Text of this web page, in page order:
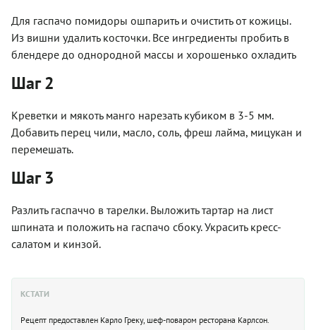
Для гаспачо помидоры ошпарить и очистить от кожицы.
Из вишни удалить косточки. Все ингредиенты пробить в
блендере до однородной массы и хорошенько охладить
Шаг 2
Креветки и мякоть манго нарезать кубиком в 3-5 мм.
Добавить перец чили, масло, соль, фреш лайма, мицукан и
перемешать.
Шаг 3
Разлить гаспаччо в тарелки. Выложить тартар на лист
шпината и положить на гаспачо сбоку. Украсить кресс-
салатом и кинзой.
КСТАТИ
Рецепт предоставлен Карло Греку, шеф-поваром ресторана Карлсон.